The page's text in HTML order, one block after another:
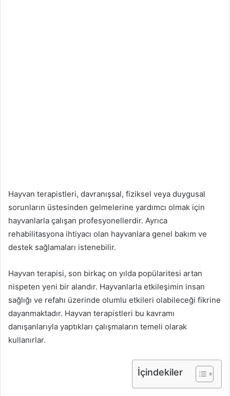
Hayvan terapistleri, davranışsal, fiziksel veya duygusal
sorunların üstesinden gelmelerine yardımcı olmak için
hayvanlarla çalışan profesyonellerdir. Ayrıca
rehabilitasyona ihtiyacı olan hayvanlara genel bakım ve
destek sağlamaları istenebilir.
Hayvan terapisi, son birkaç on yılda popülaritesi artan
nispeten yeni bir alandır. Hayvanlarla etkileşimin insan
sağlığı ve refahı üzerinde olumlu etkileri olabileceği fikrine
dayanmaktadır. Hayvan terapistleri bu kavramı
danışanlarıyla yaptıkları çalışmaların temeli olarak
kullanırlar.
İçindekiler